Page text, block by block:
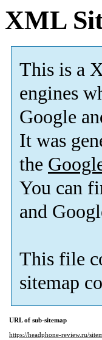
XML
This is a
engines
Google
It was
the
You can
and
This file
sitemap
URL of sub-sitemap
https://headphone-review.ru/